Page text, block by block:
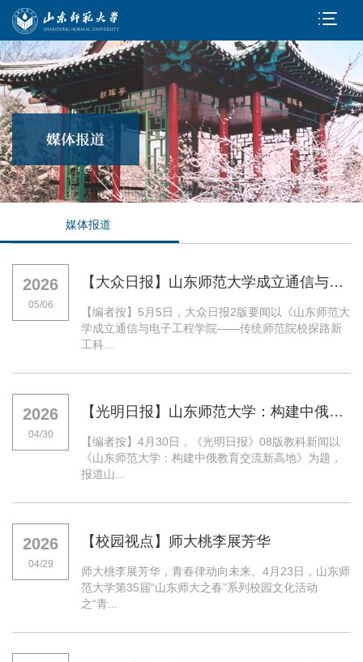
媒体报道
2026
05/06
【大众日报】山东师范大学成立通信与电子工程学院——传统师范院校探路新工科
【编者按】5月5日，大众日报2版要闻以《山东师范大
学成立通信与电子工程学院——传统师范院校探路新
工科...
2026
04/30
【光明日报】山东师范大学：构建中俄教育交流新高地
【编者按】4月30日，《光明日报》08版教科新闻以
《山东师范大学：构建中俄教育交流新高地》为题，
报道山...
2026
04/29
【校园视点】师大桃李展芳华
师大桃李展芳华，青春律动向未来。4月23日，山东师
范大学第35届“山东师大之春”系列校园文化活动
之“青...